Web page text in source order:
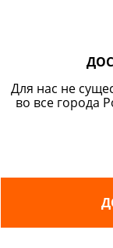
Для нас не
во все города